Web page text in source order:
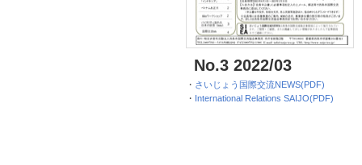
No.3 2022/03
・ さいじょう国際交流NEWS(PDF)
・ International Relations SAIJO(PDF)